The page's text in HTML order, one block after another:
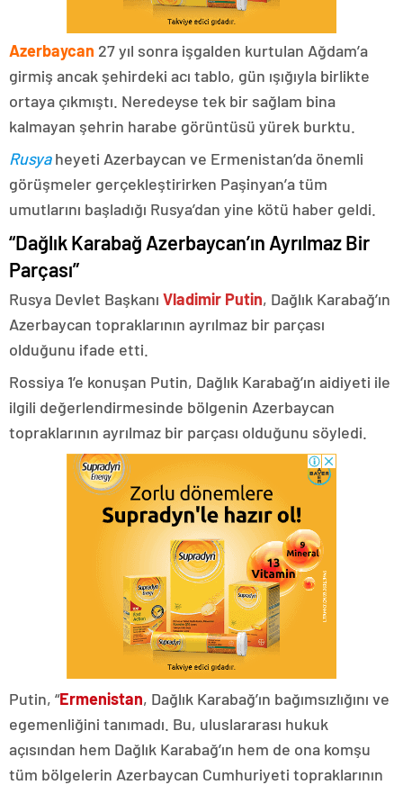
Azerbaycan 27 yıl sonra işgalden kurtulan Ağdam’a
girmiş ancak şehirdeki acı tablo, gün ışığıyla birlikte
ortaya çıkmıştı. Neredeyse tek bir sağlam bina
kalmayan şehrin harabe görüntüsü yürek burktu.
Rusyaheyeti Azerbaycan ve Ermenistan’da önemli
görüşmeler gerçekleştirirken Paşinyan’a tüm
umutlarını başladığı Rusya’dan yine kötü haber geldi.
“Dağlık Karabağ Azerbaycan’ın Ayrılmaz Bir
Parçası”
Rusya Devlet Başkanı Vladimir Putin, Dağlık Karabağ’ın
Azerbaycan topraklarının ayrılmaz bir parçası
olduğunu ifade etti.
Rossiya 1’e konuşan Putin, Dağlık Karabağ’ın aidiyeti ile
ilgili değerlendirmesinde bölgenin Azerbaycan
topraklarının ayrılmaz bir parçası olduğunu söyledi.
Putin, “Ermenistan, Dağlık Karabağ’ın bağımsızlığını ve
egemenliğini tanımadı. Bu, uluslararası hukuk
açısından hem Dağlık Karabağ’ın hem de ona komşu
tüm bölgelerin Azerbaycan Cumhuriyeti topraklarının